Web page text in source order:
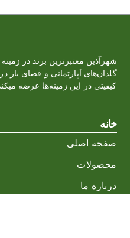
شهرآذین معتبرترین برند در زمینه
گلدان‌‏های آپارتمانی و فضای باز
کیفیتی در این زمینه‌ها عرضه
خانه
صفحه اصلی
محصولات
درباره ما